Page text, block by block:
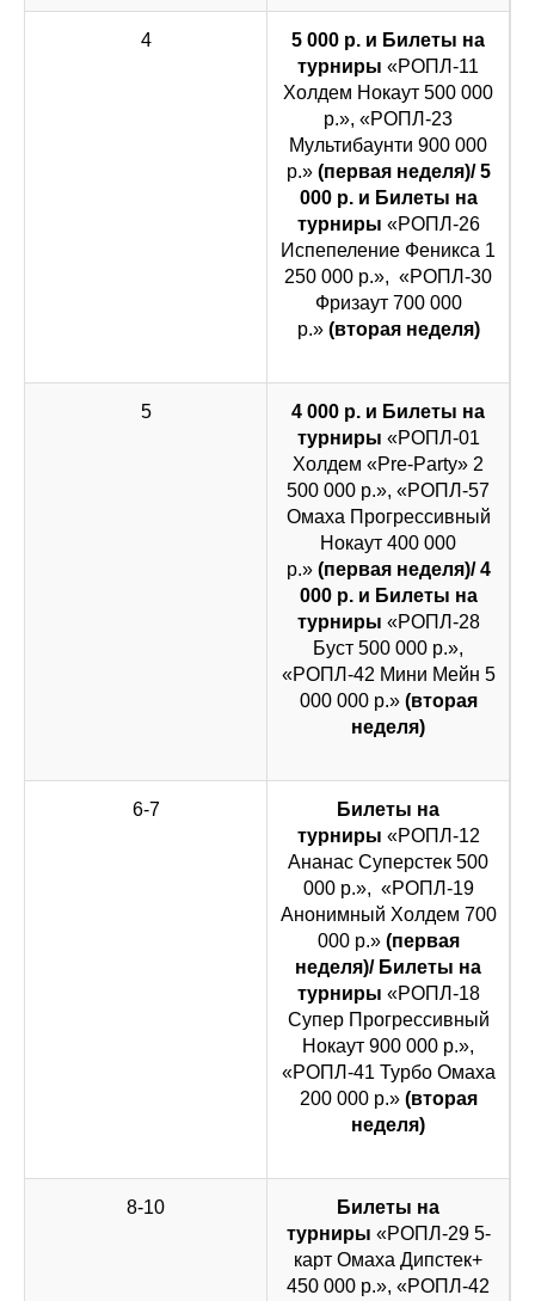
4
5 000 р. и Билеты на
турниры «РОПЛ-11
Холдем Нокаут 500 000
р.», «РОПЛ-23
Мультибаунти 900 000
р.» (первая неделя)/ 5
000 р. и Билеты на
турниры «РОПЛ-26
Испепеление Феникса 1
250 000 р.», «РОПЛ-30
Фризаут 700 000
р.» (вторая неделя)
5
4 000 р. и Билеты на
турниры «РОПЛ-01
Холдем «Pre-Party» 2
500 000 р.», «РОПЛ-57
Омаха Прогрессивный
Нокаут 400 000
р.» (первая неделя)/ 4
000 р. и Билеты на
турниры «РОПЛ-28
Буст 500 000 р.»,
«РОПЛ-42 Мини Мейн 5
000 000 р.» (вторая
неделя)
6-7
Билеты на
турниры «РОПЛ-12
Ананас Суперстек 500
000 р.», «РОПЛ-19
Анонимный Холдем 700
000 р.» (первая
неделя)/ Билеты на
турниры «РОПЛ-18
Супер Прогрессивный
Нокаут 900 000 р.»,
«РОПЛ-41 Турбо Омаха
200 000 р.» (вторая
неделя)
8-10
Билеты на
турниры «РОПЛ-29 5-
карт Омаха Дипстек+
450 000 р.», «РОПЛ-42